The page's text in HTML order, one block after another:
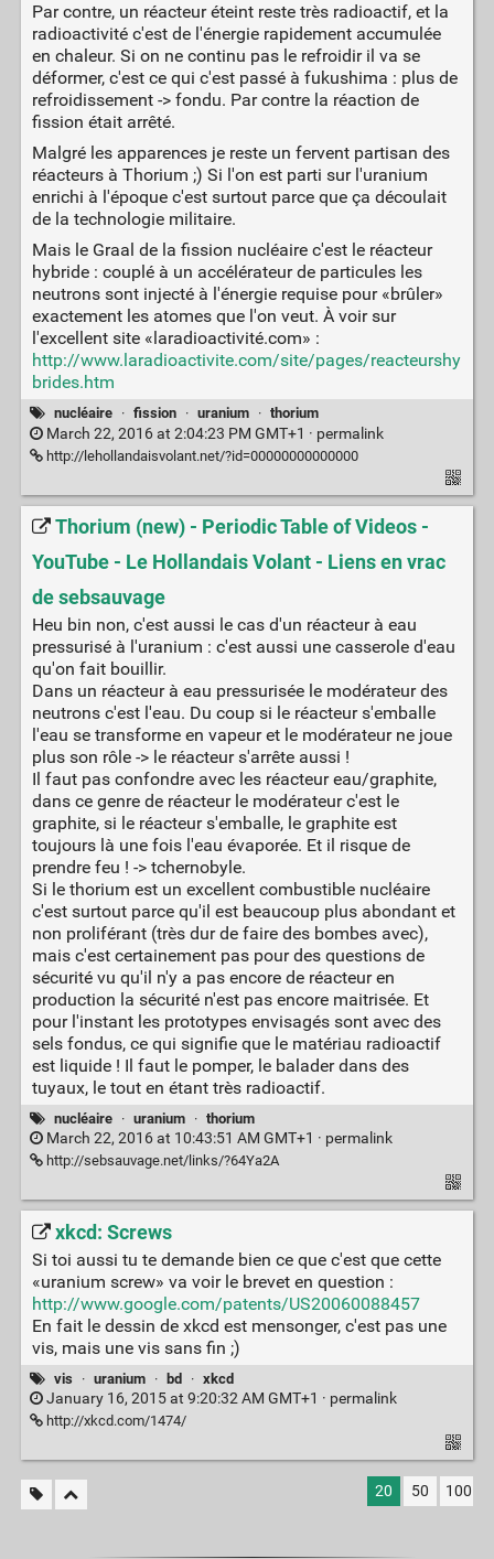
Par contre, un réacteur éteint reste très radioactif, et la
radioactivité c'est de l'énergie rapidement accumulée
en chaleur. Si on ne continu pas le refroidir il va se
déformer, c'est ce qui c'est passé à fukushima : plus de
refroidissement -> fondu. Par contre la réaction de
fission était arrêté.
Malgré les apparences je reste un fervent partisan des
réacteurs à Thorium ;) Si l'on est parti sur l'uranium
enrichi à l'époque c'est surtout parce que ça découlait
de la technologie militaire.
Mais le Graal de la fission nucléaire c'est le réacteur
hybride : couplé à un accélérateur de particules les
neutrons sont injecté à l'énergie requise pour «brûler»
exactement les atomes que l'on veut. À voir sur
l'excellent site «laradioactivité.com» :
http://www.laradioactivite.com/site/pages/reacteurshy
brides.htm
nucléaire · fission · uranium · thorium
March 22, 2016 at 2:04:23 PM GMT+1 · permalink
http://lehollandaisvolant.net/?id=00000000000000
Thorium (new) - Periodic Table of Videos -
YouTube - Le Hollandais Volant - Liens en vrac
de sebsauvage
Heu bin non, c'est aussi le cas d'un réacteur à eau
pressurisé à l'uranium : c'est aussi une casserole d'eau
qu'on fait bouillir.
Dans un réacteur à eau pressurisée le modérateur des
neutrons c'est l'eau. Du coup si le réacteur s'emballe
l'eau se transforme en vapeur et le modérateur ne joue
plus son rôle -> le réacteur s'arrête aussi !
Il faut pas confondre avec les réacteur eau/graphite,
dans ce genre de réacteur le modérateur c'est le
graphite, si le réacteur s'emballe, le graphite est
toujours là une fois l'eau évaporée. Et il risque de
prendre feu ! -> tchernobyle.
Si le thorium est un excellent combustible nucléaire
c'est surtout parce qu'il est beaucoup plus abondant et
non proliférant (très dur de faire des bombes avec),
mais c'est certainement pas pour des questions de
sécurité vu qu'il n'y a pas encore de réacteur en
production la sécurité n'est pas encore maitrisée. Et
pour l'instant les prototypes envisagés sont avec des
sels fondus, ce qui signifie que le matériau radioactif
est liquide ! Il faut le pomper, le balader dans des
tuyaux, le tout en étant très radioactif.
nucléaire · uranium · thorium
March 22, 2016 at 10:43:51 AM GMT+1 · permalink
http://sebsauvage.net/links/?64Ya2A
xkcd: Screws
Si toi aussi tu te demande bien ce que c'est que cette
«uranium screw» va voir le brevet en question :
http://www.google.com/patents/US20060088457
En fait le dessin de xkcd est mensonger, c'est pas une
vis, mais une vis sans fin ;)
vis · uranium · bd · xkcd
January 16, 2015 at 9:20:32 AM GMT+1 · permalink
http://xkcd.com/1474/
20 50 100